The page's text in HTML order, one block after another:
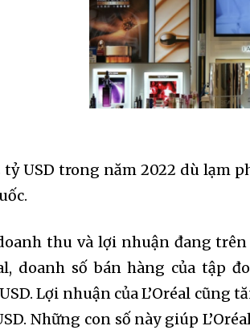
tỷ USD trong năm 2022 dù lạm
thu và lợi nhuận đang trên
doanh số bán hàng của tập
Lợi nhuận của L’Oréal cũng
Những con số này giúp